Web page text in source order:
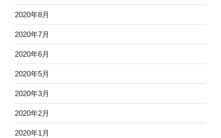
2020年8月
2020年7月
2020年6月
2020年5月
2020年3月
2020年2月
2020年1月